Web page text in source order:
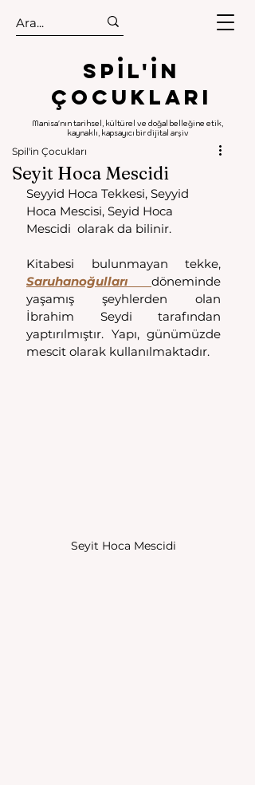
.
.
Spıl'in
Çocukları
Manisa'nın tarihsel, kültürel ve doğal belleğine etik,
kaynaklı, kapsayıcı bir dijital arşiv
Seyit Hoca Mescidi
Spil'in Çocukları
Seyyid Hoca Tekkesi, Seyyid
Hoca Mescisi, Seyid Hoca
Mescidi  olarak da bilinir.
Saruhanoğulları döneminde
yaşamış şeyhlerden olan
İbrahim Seydi tarafından
yaptırılmıştır. Yapı, günümüzde
mescit olarak kullanılmaktadır.
Seyit Hoca Mescidi